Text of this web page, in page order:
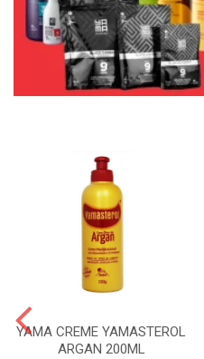
YAMA CREME YAMASTEROL
ARGAN 200ML